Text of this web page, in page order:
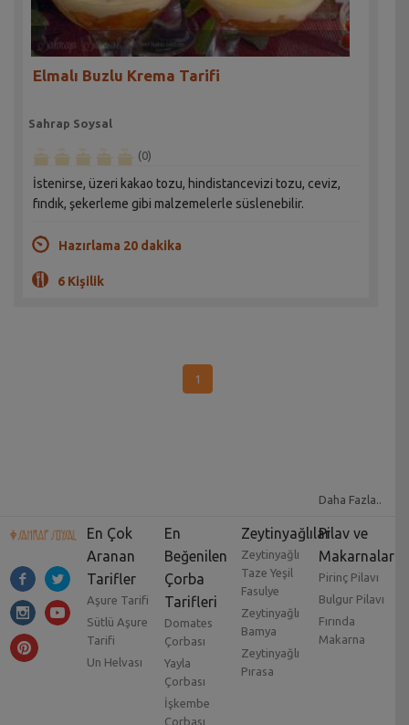
Elmalı Buzlu Krema Tarifi
Sahrap Soysal
(0)
İstenirse, üzeri kakao tozu, hindistancevizi tozu, ceviz,
fındık, şekerleme gibi malzemelerle süslenebilir.
Hazırlama 20 dakika
6 Kişilik
1
Daha Fazla..
En Çok
Aranan
Tarifler
Aşure Tarifi
Sütlü Aşure
Tarifi
Un Helvası
En
Beğenilen
Çorba
Tarifleri
Domates
Çorbası
Yayla
Çorbası
İşkembe
Çorbası
Zeytinyağlılar
Zeytinyağlı
Taze Yeşil
Fasulye
Zeytinyağlı
Bamya
Zeytinyağlı
Pırasa
Pilav ve
Makarnalar
Pirinç Pilavı
Bulgur Pilavı
Fırında
Makarna